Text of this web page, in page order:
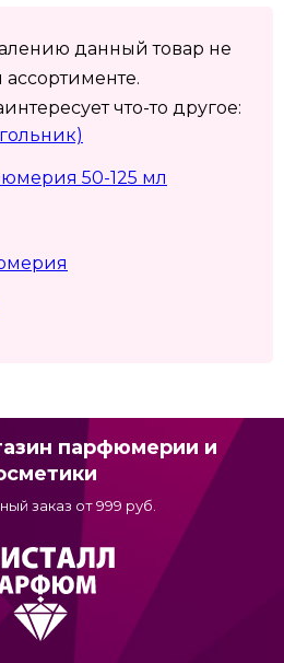
данный товар не
что-то другое:
50-125 мл
парфюмерии и
заказ от 999 руб.